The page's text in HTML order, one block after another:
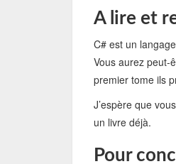
A lire et
C# est un
Vous aurez peut-
premier tome ils
J’espère que
un livre déjà.
Pour